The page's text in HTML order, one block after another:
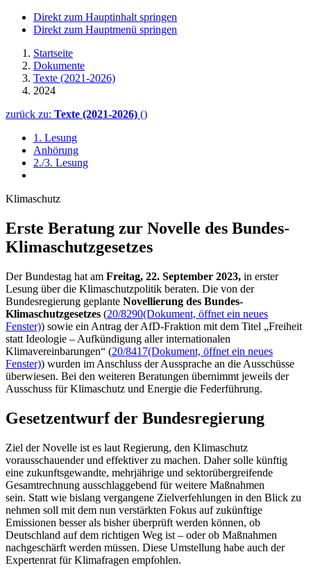
Direkt zum Hauptinhalt springen
Direkt zum Hauptmenü springen
Startseite
Dokumente
Texte (2021-2026)
2024
zurück zu: Texte (2021-2026) ()
1. Lesung
Anhörung
2./3. Lesung
Klimaschutz
Erste Beratung zur Novelle des Bundes-
Klimaschutz­gesetzes
Der Bundestag hat am Freitag, 22. September 2023, in erster
Lesung über die Klimaschutzpolitik beraten. Die von der
Bundesregierung geplante Novellierung des Bundes-
Klimaschutzgesetzes (20/8290(Dokument, öffnet ein neues
Fenster)) sowie ein Antrag der AfD-Fraktion mit dem Titel „Freiheit
statt Ideologie – Aufkündigung aller internationalen
Klimavereinbarungen“ (20/8417(Dokument, öffnet ein neues
Fenster)) wurden im Anschluss der Aussprache an die Ausschüsse
überwiesen. Bei den weiteren Beratungen übernimmt jeweils der
Ausschuss für Klimaschutz und Energie die Federführung.
Gesetzentwurf der Bundesregierung
Ziel der Novelle ist es laut Regierung, den Klimaschutz
vorausschauender und effektiver zu machen. Daher solle künftig
eine zukunftsgewandte, mehrjährige und sektorübergreifende
Gesamtrechnung ausschlaggebend für weitere Maßnahmen
sein. Statt wie bislang vergangene Zielverfehlungen in den Blick zu
nehmen soll mit dem nun verstärkten Fokus auf zukünftige
Emissionen besser als bisher überprüft werden können, ob
Deutschland auf dem richtigen Weg ist – oder ob Maßnahmen
nachgeschärft werden müssen. Diese Umstellung habe auch der
Expertenrat für Klimafragen empfohlen.